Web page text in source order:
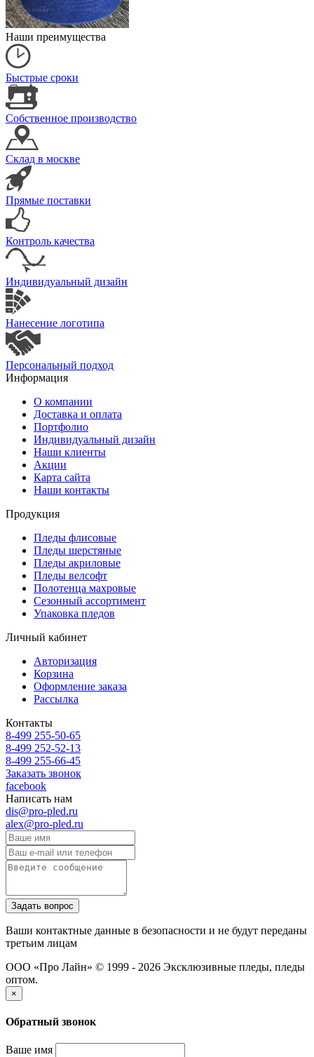
Наши преимущества
Быстрые сроки
Собственное производство
Склад в москве
Прямые поставки
Контроль качества
Индивидуальный дизайн
Нанесение логотипа
Персональный подход
Информация
О компании
Доставка и оплата
Портфолио
Индивидуальный дизайн
Наши клиенты
Акции
Карта сайта
Наши контакты
Продукция
Пледы флисовые
Пледы шерстяные
Пледы акриловые
Пледы велсофт
Полотенца махровые
Сезонный ассортимент
Упаковка пледов
Личный кабинет
Авторизация
Корзина
Оформление заказа
Рассылка
Контакты
8-499 255-50-65
8-499 252-52-13
8-499 255-66-45
Заказать звонок
facebook
Написать нам
dis@pro-pled.ru
alex@pro-pled.ru
Ваши контактные данные в безопасности и не будут переданы
третьим лицам
ООО «Про Лайн» © 1999 - 2026 Эксклюзивные пледы, пледы
оптом.
×
Обратный звонок
Ваше имя